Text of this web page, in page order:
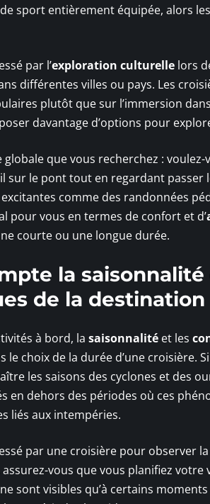
sport entièrement équipée, alors
par l’exploration culturelle lors
différentes villes ou pays. Les
plutôt que sur l’immersion
davantage d’options pour
globale que vous recherchez :
le pont tout en regardant passer
comme des randonnées
pour vous en termes de confort et d’
courte ou une longue durée.
la
de la destination
à bord, la saisonnalité et les
choix de la durée d’une croisière.
les saisons des cyclones et des
en dehors des périodes où ces
liés aux intempéries.
par une croisière pour observer la
assurez-vous que vous planifiez votre
sont visibles qu’à certains